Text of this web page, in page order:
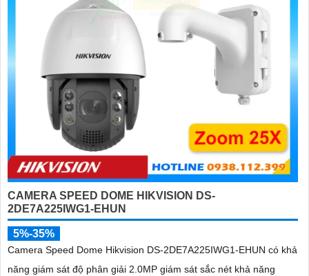
CAMERA SPEED DOME HIKVISION DS-
2DE7A225IWG1-EHUN
5%-35%
Camera Speed Dome Hikvision DS-2DE7A225IWG1-EHUN có khả
năng giám sát độ phân giải 2.0MP giám sát sắc nét khả năng